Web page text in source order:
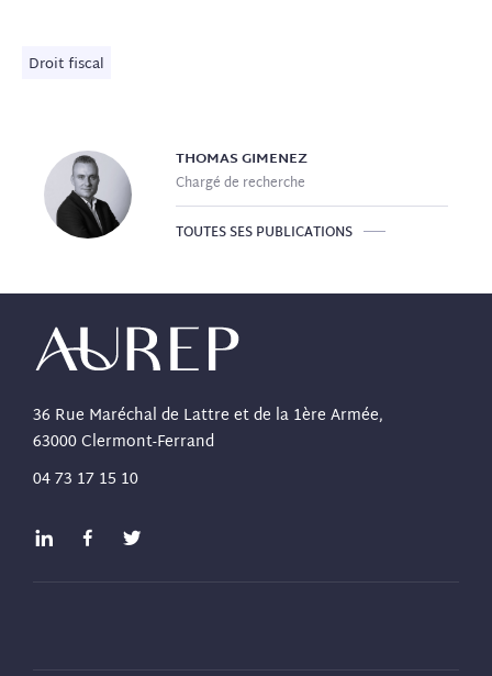
Droit fiscal
THOMASGIMENEZ
Chargé de recherche
TOUTES SES PUBLICATIONS
36 Rue Maréchal de Lattre et de la 1ère Armée,
63000 Clermont-Ferrand
04 73 17 15 10